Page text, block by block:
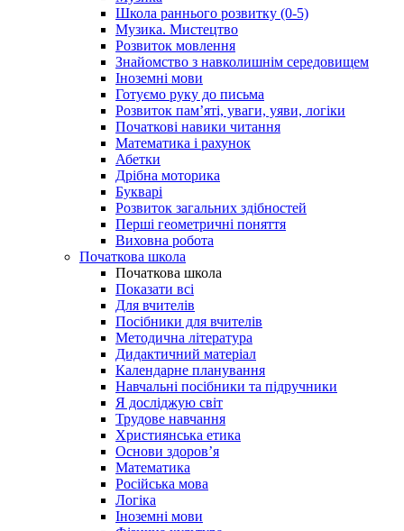
Школа раннього розвитку (0-5)
Музика. Мистецтво
Розвиток мовлення
Знайомство з навколишнім середовищем
Іноземні мови
Готуємо руку до письма
Розвиток пам’яті, уваги, уяви, логіки
Початкові навики читання
Математика і рахунок
Абетки
Дрібна моторика
Букварі
Розвиток загальних здібностей
Перші геометричні поняття
Виховна робота
Початкова школа
Початкова школа
Показати всі
Для вчителів
Посібники для вчителів
Методична література
Дидактичний матеріал
Календарне планування
Навчальні посібники та підручники
Я досліджую світ
Трудове навчання
Християнська етика
Основи здоров’я
Математика
Російська мова
Логіка
Іноземні мови